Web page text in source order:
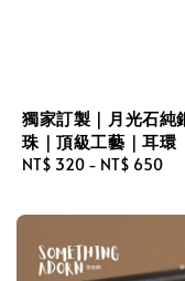
獨家訂製｜月光石純
珠｜頂級工藝｜耳環
Regular
NT$ 320 - NT$ 650